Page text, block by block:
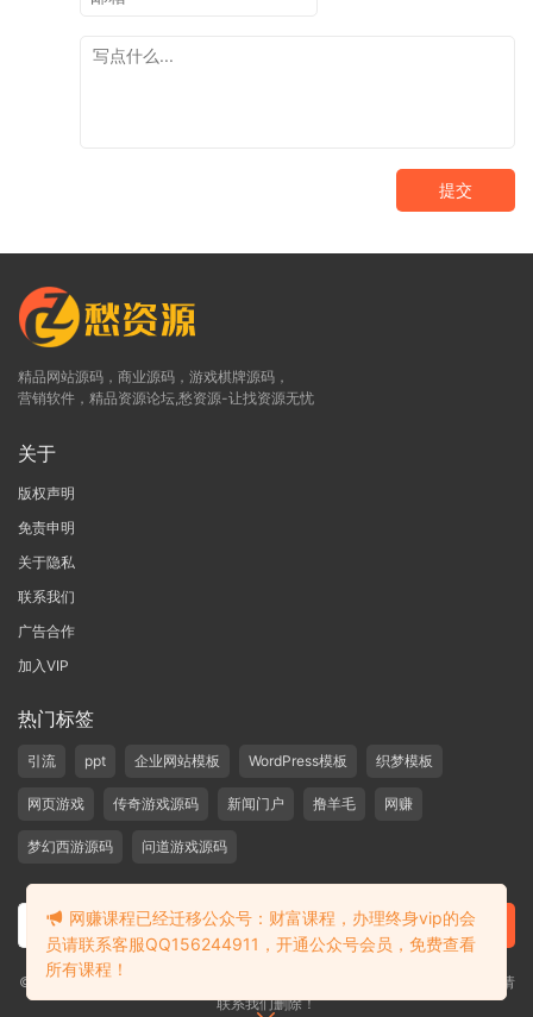
提交
精品网站源码，商业源码，游戏棋牌源码，
营销软件，精品资源论坛,愁资源-让找资源无忧
关于
版权声明
免责申明
关于隐私
联系我们
广告合作
加入VIP
热门标签
引流 ppt 企业网站模板 WordPress模板 织梦模板
网页游戏 传奇游戏源码 新闻门户 撸羊毛 网赚
梦幻西游源码 问道游戏源码
©2019-2020 愁资源 站内大部分资源收集于网络，若侵犯了您的合法权益，请
联系我们删除！
网赚课程已经迁移公众号：财富课程，办理终身vip的会
员请联系客服QQ156244911，开通公众号会员，免费查看
所有课程！